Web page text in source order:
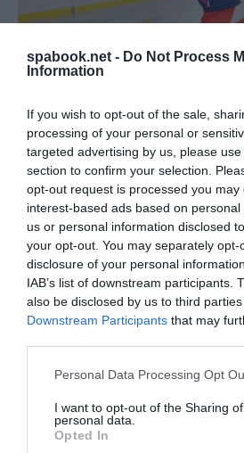
spabook.net - Do Not Process
Information
If you wish to opt-out of the sale,
processing of your personal or
targeted advertising by us, please
section to confirm your selection.
opt-out request is processed you may
interest-based ads based on
us or personal information disclosed
your opt-out. You may separately
disclosure of your personal
IAB’s list of downstream participants.
also be disclosed by us to third
Downstream Participants that may
Please note that this website/app
not limited to your visit or usage
grant or deny consent to Google and
use your data for below specified
Personal Data Processing Opt
I want to opt-out of the Sharing
personal data.
Opted In
CSÚSZÓS HÉTVÉGE
írta Polisor
Augusztus 30-án, szombaton a
jégcsarnok ismét
jégkorcsolya rajongóit és
programra vágynak a nyári